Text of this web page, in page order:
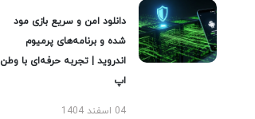
دانلود امن و سریع بازی مود
شده و برنامه‌های پرمیوم
اندروید | تجربه حرفه‌ای با وطن
اپ
04 اسفند 1404